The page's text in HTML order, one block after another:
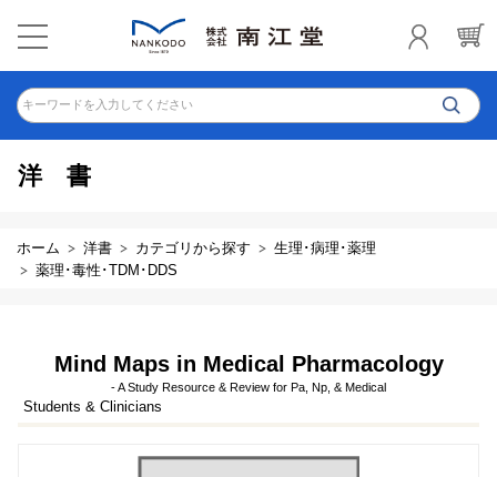
キーワードを入力してください
洋書
ホーム 洋書 カテゴリから探す
生理･病理･薬理
薬理･毒性･TDM･DDS
Mind Maps in Medical Pharmacology
- A Study Resource & Review for Pa, Np, & Medical
Students & Clinicians